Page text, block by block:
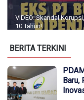
VIDEO: Skandal
10 Tahun!
BERITA TERKINI
Baru,